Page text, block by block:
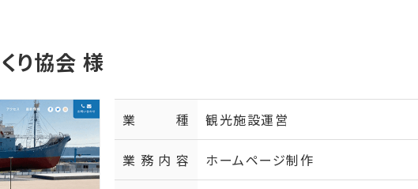
り協会 様
業種 観光施設運営
業務内容 ホームページ制作